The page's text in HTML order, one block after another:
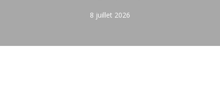
8 juillet 2026